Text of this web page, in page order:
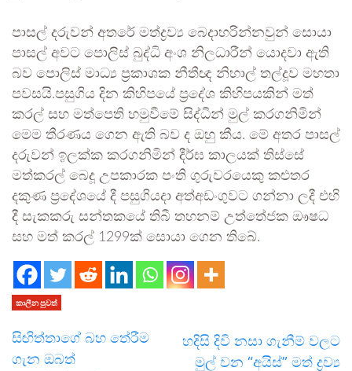
පාසල් දරුවන් අතරේ මත්ද්‍රව්‍ය බෙදාහරින්නවුන් සොයා
පාසල් අවට පොලිස් බුද්ධි අංශ නිලධාරීන් යොදවා ඇති
බව පොලිස් මාධ්‍ය ප‍්‍රකාශක නීතීඥ නිහාල් තල්දූව මහතා
පවසයි.පසුගිය දින කිහිපයේ ප‍්‍රදේශ කිහිපයකින් මත්
කරල් සහ මත්පෙති හමුවීමේ සිද්ධීන් මුල් කරගනිමින්
මෙම තීරණය ගෙන ඇති බව ද ඔහු කීය. මේ අතර පාසල්
දරුවන් ඉලක්ක කරගනිමින් දීර්ඝ කාලයක් තිස්සේ
මත්කරල් බෙදූ උපකාරක පංති ගුරුවරයෙකු කළුතර
දකුණ ප‍්‍රදේශයේ දී පසුගියදා අත්අඩංගුවට ගන්නා ලදී එහි
දී සැකකරු සන්තකයේ තිබී තහනම් උත්තේජක ඖෂධ
සහ මත් කරල් 1299ක් සොයා ගෙන තිබේ.
කාලීන පුවත්
සිඟිත්තාගේ බහ තේරීම
ගැන ඔබත්
හදිසි දිවි නසා ගැනීම් වලට
මුල් වන “අයිස්” මත් ද්‍රව්‍ය